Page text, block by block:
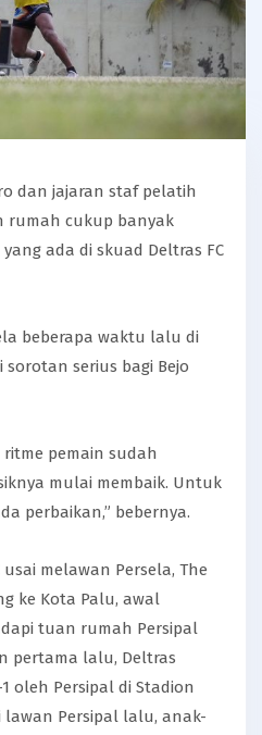
dan jajaran staf pelatih
rumah cukup banyak
ada di skuad Deltras FC
beberapa waktu lalu di
sorotan serius bagi Bejo
pemain sudah
mulai membaik. Untuk
perbaikan,” bebernya.
melawan Persela, The
ke Kota Palu, awal
tuan rumah Persipal
pertama lalu, Deltras
oleh Persipal di Stadion
lawan Persipal lalu, anak-